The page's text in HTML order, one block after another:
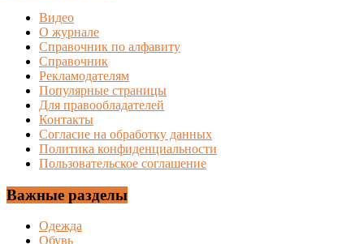
Видео
О журнале
Справочник по алфавиту
Справочник
Рекламодателям
Популярные страницы
Для правообладателей
Контакты
Согласие на обработку данных
Политика конфиденциальности
Пользовательское соглашение
Важные разделы
Одежда
Обувь